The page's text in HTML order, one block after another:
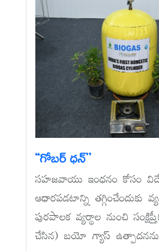
‘‘గోబర్‌ ధన్‌’’
సహజవాయు ఇంధనం కోసం
ఆధారపడటాన్ని తగ్గించేందుకు
పురపాలక వ్యర్థాల నుంచి
చేసిన) బయో గ్యాస్‌